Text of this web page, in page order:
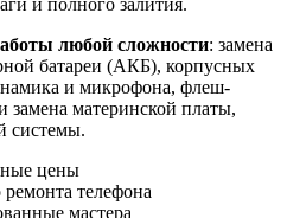
любой сложности: замена
батареи (АКБ), корпусных
и микрофона, флеш-
замена материнской платы,
системы.
цены
телефона
мастера